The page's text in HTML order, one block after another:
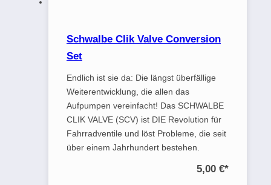
Schwalbe Clik Valve Conversion
Set
Endlich ist sie da: Die längst überfällige
Weiterentwicklung, die allen das
Aufpumpen vereinfacht! Das SCHWALBE
CLIK VALVE (SCV) ist DIE Revolution für
Fahrradventile und löst Probleme, die seit
über einem Jahrhundert bestehen.
5,00 €*